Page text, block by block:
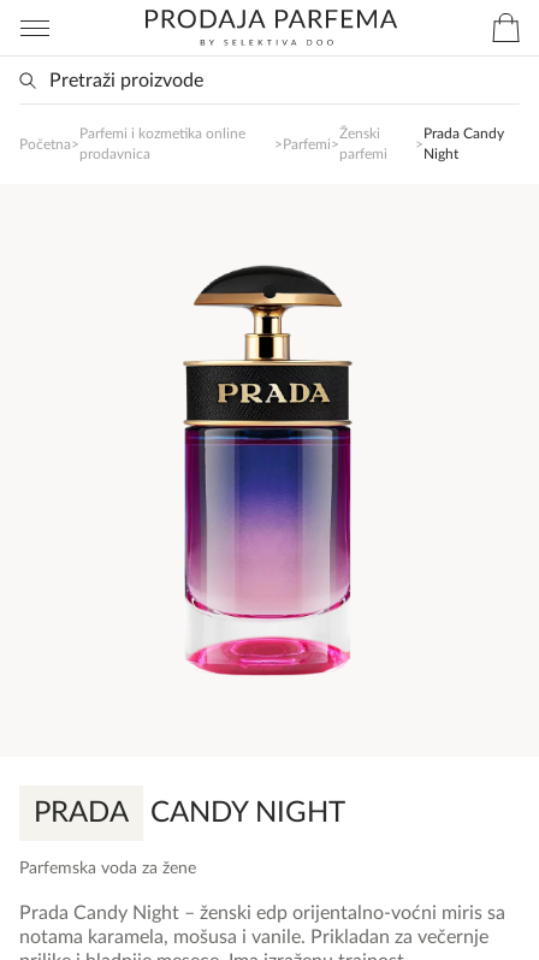
Početna>
Parfemi i kozmetika online
prodavnica
>Parfemi>
Ženski
parfemi
>
Prada Candy
Night
PRADA CANDY NIGHT
Parfemska voda za žene
Prada Candy Night – ženski edp orijentalno-voćni miris sa
notama karamela, mošusa i vanile. Prikladan za večernje
SlađanAi Asistent
poručite svoj omiljeni parfem danas ali i za
sva ostala pitanja?